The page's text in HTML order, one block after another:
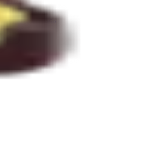
Další kategorie